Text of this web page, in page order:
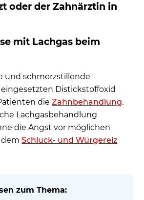
oder der Zahnärztin in
mit Lachgas beim
und schmerzstillende
Distickstoffoxid
dieZahnbehandlung.
Lachgasbehandlung
die Angst vor möglichen
demSchluck- und Würgereiz